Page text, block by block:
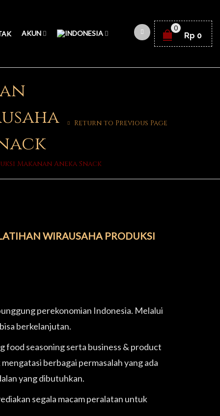
AKUN
0
Rp 0
Makanan Aneka Snack
Return to Previous Page
WIRAUSAHA PRODUKSI
perekonomian Indonesia. Melalui
berkelanjutan.
food seasoning serta business & product
berbagai permasalah yang ada
yang dibutuhkan.
segala macam peralatan untuk